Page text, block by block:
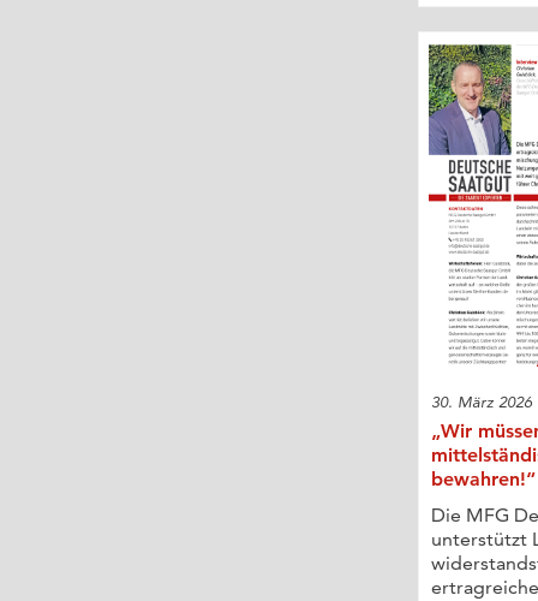
30. März 2026
„Wir
bewahren!“
Die MFG
unterstützt